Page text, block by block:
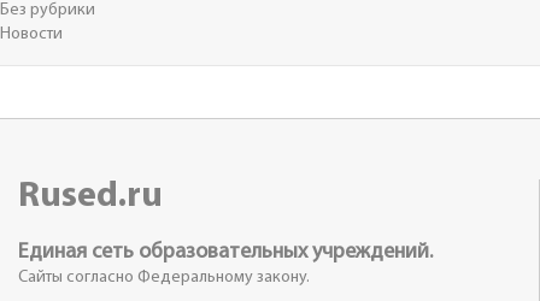
Без рубрики
Новости
Rused.ru
Единая сеть образовательных учреждений.
Сайты согласно Федеральному закону.